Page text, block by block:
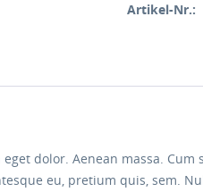
Artikel-Nr.:
dolor. Aenean massa.
eu, pretium quis, sem.